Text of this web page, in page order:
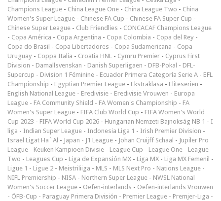
Champions League - China League One - China League Two - China
Women's Super League - Chinese FA Cup - Chinese FA Super Cup -
Chinese Super League - Club Friendlies - CONCACAF Champions League
- Copa América - Copa Argentina - Copa Colombia - Copa del Rey -
Copa do Brasil - Copa Libertadores - Copa Sudamericana - Copa
Uruguay - Coppa Italia - Croatia HNL - Cymru Premier - Cyprus First
Division - Damallsvenskan - Danish Superligaen - DFB-Pokal - DFL-
Supercup - Division 1 Féminine - Ecuador Primera Categoría Serie A - EFL
Championship - Egyptian Premier League - Ekstraklasa - Eliteserien -
English National League - Eredivisie - Eredivisie Vrouwen - Europa
League - FA Community Shield - FA Women's Championship - FA
Women's Super League - FIFA Club World Cup - FIFA Women's World
Cup 2023 - FIFA World Cup 2026 - Hungarian Nemzeti Bajnokság NB 1 - I
liga - Indian Super League - Indonesia Liga 1 - Irish Premier Division -
Israel Ligat Ha`Al - Japan - J1 League - Johan Cruijff Schaal - Jupiler Pro
League - Keuken Kampioen Divisie - League Cup - League One - League
Two - Leagues Cup - Liga de Expansión MX - Liga MX - Liga MX Femenil -
Ligue 1 - Ligue 2 - Meistriliiga - MLS - MLS Next Pro - Nations League -
NIFL Premiership - NISA - Northern Super League - NWSL National
Women's Soccer League - Oefen-interlands - Oefen-interlands Vrouwen
- ÖFB-Cup - Paraguay Primera División - Premier League - Premjer-Liga -